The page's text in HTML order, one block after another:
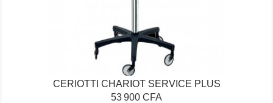
CERIOTTI CHARIOT SERVICE PLUS
Prix
53 900 CFA